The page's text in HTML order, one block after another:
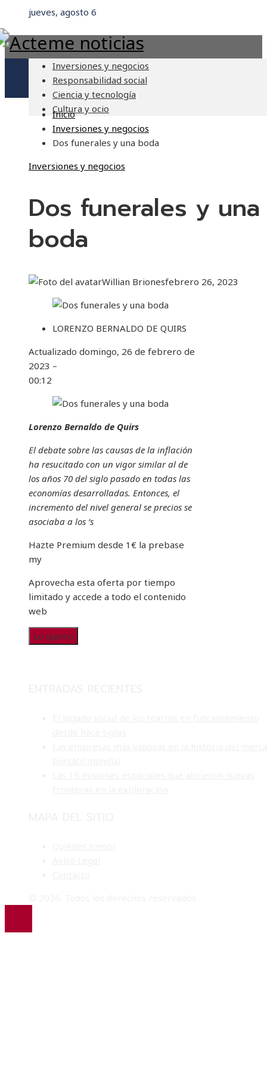
jueves, agosto 6
Inversiones y negocios
Responsabilidad social
Ciencia y tecnología
Cultura y ocio
Inicio
Inversiones y negocios
Dos funerales y una boda
Inversiones y negocios
Dos funerales y una
boda
Willian Brionesfebrero 26, 2023
LORENZO BERNALDO DE QUIRS
Actualizado domingo, 26 de febrero de
2023 –
00:12
Lorenzo Bernaldo de Quirs
El debate sobre las causas de la inflación
ha resucitado con un vigor similar al de
los años 70 del siglo pasado en todas las
economías desarrolladas. Entonces, el
incremento del nivel general se precios se
asociaba a los ‘s
Hazte Premium desde 1€ la prebase
my
Aprovecha esta oferta por tiempo
limitado y accede a todo el contenido
web
Lo quiero